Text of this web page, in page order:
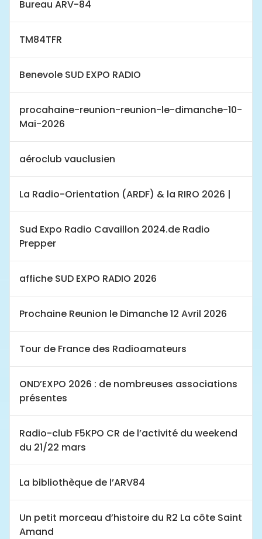
Bureau ARV-84
TM84TFR
Benevole SUD EXPO RADIO
procahaine-reunion-reunion-le-dimanche-10-
Mai-2026
aéroclub vauclusien
La Radio-Orientation (ARDF) & la RIRO 2026 |
Sud Expo Radio Cavaillon 2024.de Radio
Prepper
affiche SUD EXPO RADIO 2026
Prochaine Reunion le Dimanche 12 Avril 2026
Tour de France des Radioamateurs
OND’EXPO 2026 : de nombreuses associations
présentes
Radio-club F5KPO CR de l’activité du weekend
du 21/22 mars
La bibliothèque de l’ARV84
Un petit morceau d’histoire du R2 La côte Saint
Amand